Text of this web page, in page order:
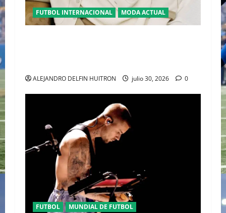
FUTBOL INTERNACIONAL MODA ACTUAL
ALEJANDRO DELFIN HUITRON julio 30, 2026 0
FUTBOL MUNDIAL DE FUTBOL